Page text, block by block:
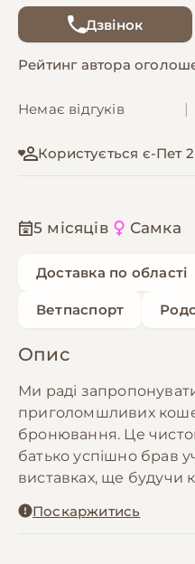
Дзвінок
Рейтинг автора
Немає відгуків
Користується є-Пет 2
5 місяців Самка
Доставка по області
Ветпаспорт
Опис
Ми раді
приголомшливих
бронювання. Це
батько успішно брав
виставках, ще будучи
прекрасним та
Поскаржитись